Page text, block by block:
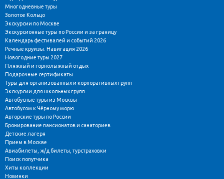
Многодневные туры
Золотое Кольцо
Экскурсии по Москве
Экскурсионные туры по России и за границу
Календарь фестивалей и событий 2026
Речные круизы. Навигация 2026
Новогодние туры 2027
Пляжный и горнолыжный отдых
Подарочные сертификаты
Туры для организованных и корпоративных групп
Экскурсии для школьных групп
Автобусные туры из Москвы
Автобусом к Чёрному морю
Авторские туры по России
Бронирование пансионатов и санаториев
Детские лагеря
Прием в Москве
Авиабилеты, ж/д билеты, турстраховки
Поиск попутчика
Хиты коллекции
Новинки